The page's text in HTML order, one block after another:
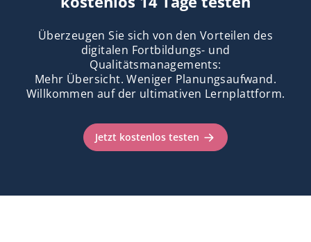
Überzeugen Sie sich von den Vorteilen des
digitalen Fortbildungs- und
Qualitätsmanagements:
Mehr Übersicht. Weniger Planungsaufwand.
Willkommen auf der ultimativen Lernplattform.
Jetzt kostenlos testen